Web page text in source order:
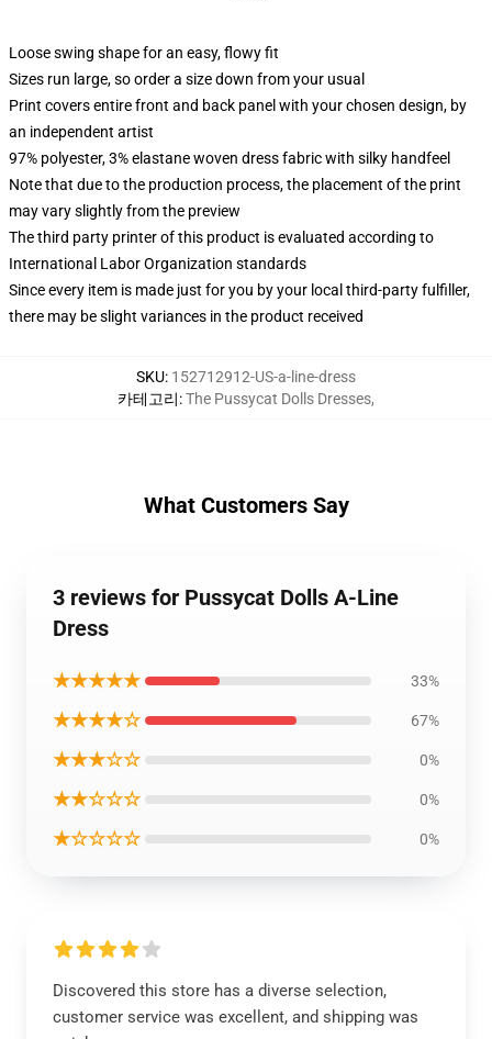
Loose swing shape for an easy, flowy fit
Sizes run large, so order a size down from your usual
Print covers entire front and back panel with your chosen design, by
an independent artist
97% polyester, 3% elastane woven dress fabric with silky handfeel
Note that due to the production process, the placement of the print
may vary slightly from the preview
The third party printer of this product is evaluated according to
International Labor Organization standards
Since every item is made just for you by your local third-party fulfiller,
there may be slight variances in the product received
SKU: 152712912-US-a-line-dress
카테고리:The Pussycat Dolls Dresses,
What Customers Say
3 reviews for Pussycat Dolls A-Line
Dress
★★★★★ 33%
★★★★☆ 67%
★★★☆☆ 0%
★★☆☆☆ 0%
★☆☆☆☆ 0%
Discovered this store has a diverse selection,
customer service was excellent, and shipping was